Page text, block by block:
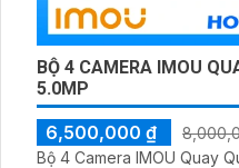
BỘ 4 CAMERA IMOU
5.0MP
6,500,000 ₫
Bộ 4 Camera IMOU Quay